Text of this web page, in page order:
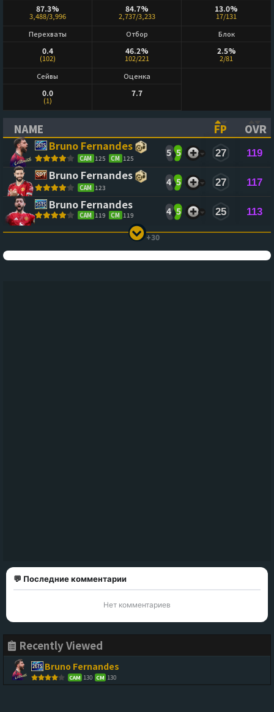
87.3%
3,488/3,996
84.7%
2,737/3,233
13.0%
17/131
Перехваты
0.4
(102)
Отбор
46.2%
102/221
Блок
2.5%
2/81
Сейвы
0.0
(1)
Оценка
7.7
NAME
(CLICK TO SORT ASCENDING)
FP
OVR
Bruno Fernandes
CAM 125 CM 125
5 5 27 119
Bruno Fernandes
CAM 123
4 5 27 117
Bruno Fernandes
CAM 119 CM 119 4 5 25 113
+30
💬 Последние комментарии
Нет комментариев
Recently Viewed
Bruno Fernandes
CAM 130 CM 130